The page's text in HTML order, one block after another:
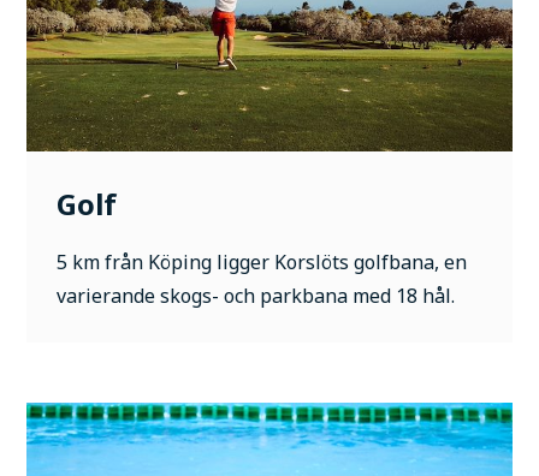
Golf
5 km från Köping ligger Korslöts golfbana, en
varierande skogs- och parkbana med 18 hål.